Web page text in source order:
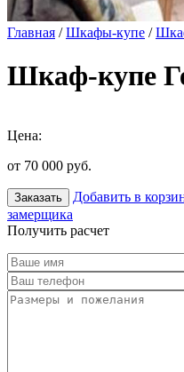
Главная /Шкафы-купе /
Шкаф-купе
Цена:
от 70 000 руб.
Заказать Добавить в
замерщика
Получить расчет